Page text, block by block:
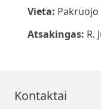
Vieta: Pakruojo
Atsakingas: R.
Kontaktai